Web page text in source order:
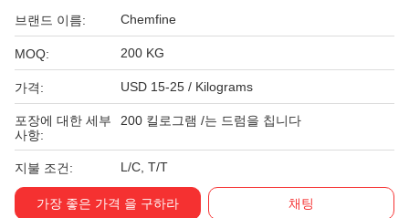
브랜드 이름: Chemfine
MOQ: 200 KG
가격: USD 15-25 / Kilograms
포장에 대한 세부
사항:
200 킬로그램 /는 드럼을 칩니다
지불 조건: L/C, T/T
가장 좋은 가격 을 구하라 채팅